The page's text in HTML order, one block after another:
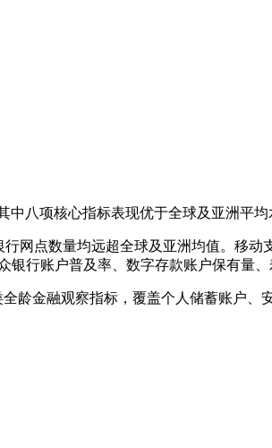
八项核心指标表现优于全球及亚洲平
网点数量均远超全球及亚洲均值。移动
行账户普及率、数字存款账户保有量
龄金融观察指标，覆盖个人储蓄账户